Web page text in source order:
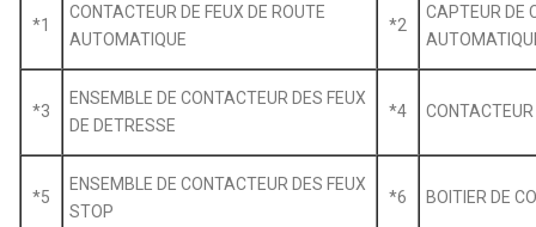
*1
CONTACTEUR DE FEUX DE ROUTE
AUTOMATIQUE
*2
CAPTEUR DE
*3
ENSEMBLE DE CONTACTEUR DES FEUX
DE DETRESSE
*4
*5
ENSEMBLE DE CONTACTEUR DES FEUX
STOP
*6 BOITIER DE